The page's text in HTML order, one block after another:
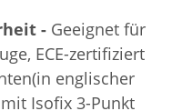
- Geeignet für
ECE-zertifiziert
englischer
Isofix 3-Punkt